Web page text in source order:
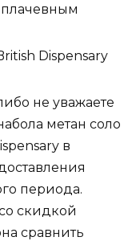
Dispensary
не уважаете
метан соло
в
периода.
скидкой
сравнить